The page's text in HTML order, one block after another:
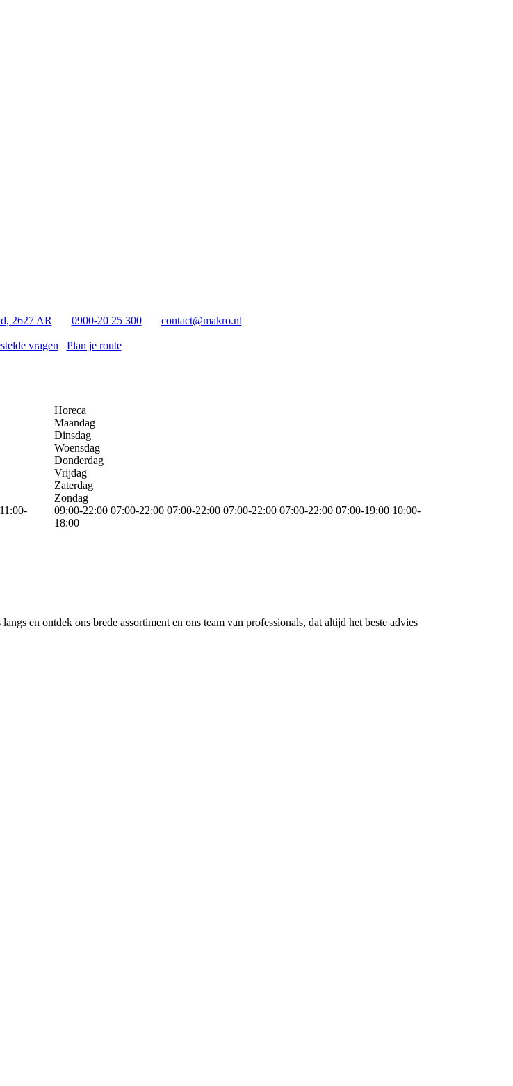
2627 AR 0900-20 25 300 contact@makro.nl
vragen Plan je route
11:00-
Horeca
Maandag
Dinsdag
Woensdag
Donderdag
Vrijdag
Zaterdag
Zondag
09:00-22:00 07:00-22:00 07:00-22:00 07:00-22:00 07:00-22:00 07:00-19:00 10:00-
18:00
en ontdek ons brede assortiment en ons team van professionals, dat altijd het beste advies